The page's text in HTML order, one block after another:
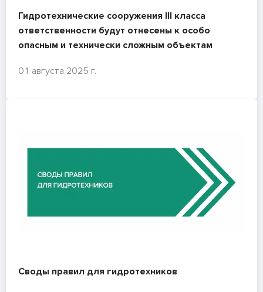
Гидротехнические сооружения III класса
ответственности будут отнесены к особо
опасным и технически сложным объектам
01 августа 2025 г.
Своды правил для гидротехников